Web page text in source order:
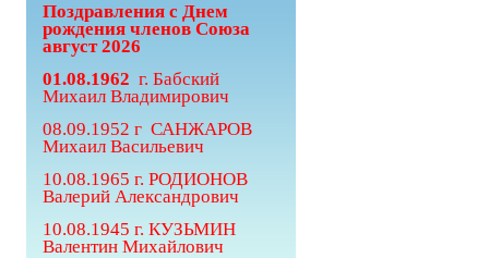
Поздравления с Днем
рождения членов Союза
август 2026
01.08.1962 г. Бабский
Михаил Владимирович
08.09.1952 г САНЖАРОВ
Михаил Васильевич
10.08.1965 г. РОДИОНОВ
Валерий Александрович
10.08.1945 г. КУЗЬМИН
Валентин Михайлович